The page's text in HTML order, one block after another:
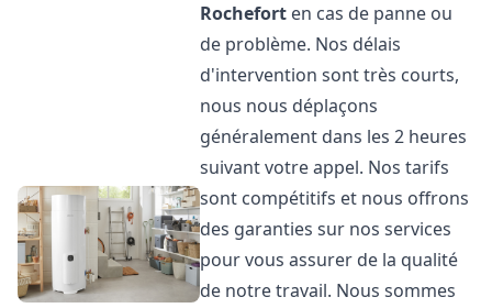
Rochefort en cas de panne ou
de problème. Nos délais
d'intervention sont très courts,
nous nous déplaçons
généralement dans les 2 heures
suivant votre appel. Nos tarifs
sont compétitifs et nous offrons
des garanties sur nos services
pour vous assurer de la qualité
de notre travail. Nous sommes